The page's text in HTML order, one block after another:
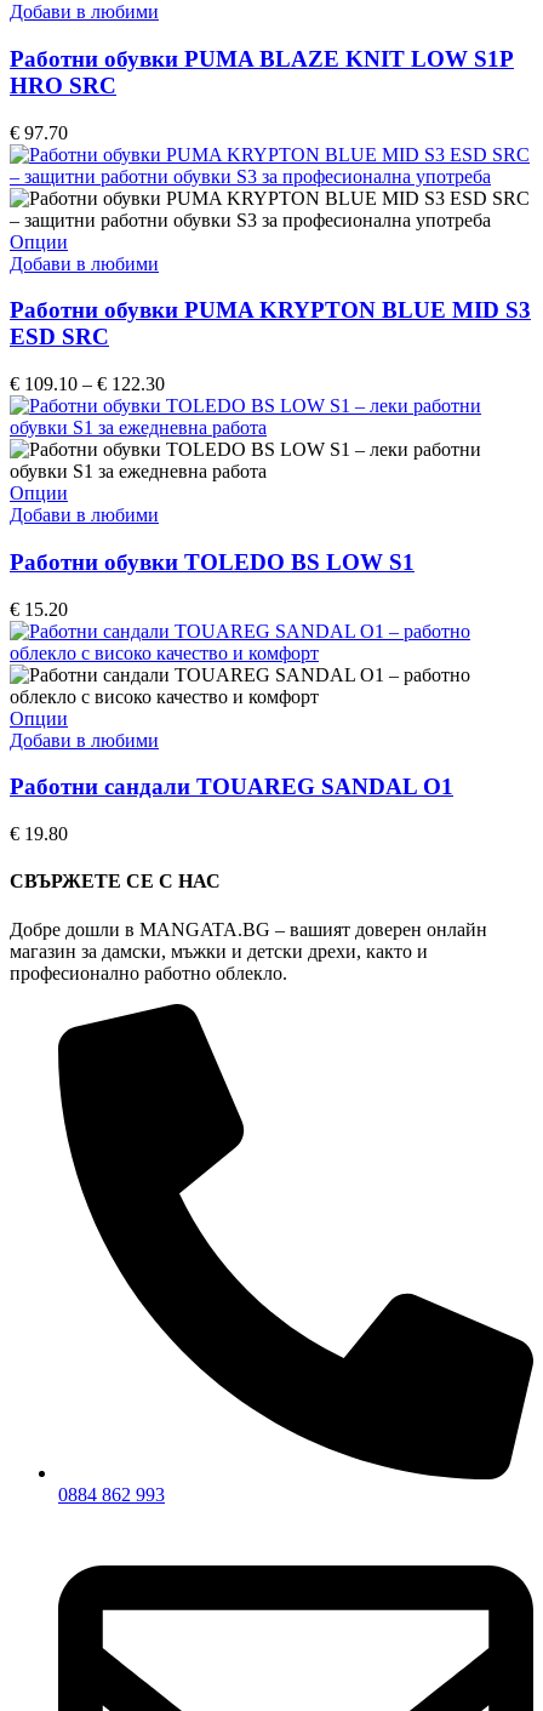
product
product
multiple
variants.
The
may
be
chosen
on
the
product
page
Добави в любими
Работни обувки PUMA BLAZE KNIT LOW S1P
HRO SRC
€ 97.70
Опции
product
multiple
variants.
The
may
be
chosen
on
the
product
page
Добави в любими
Работни обувки PUMA KRYPTON BLUE MID S3
ESD SRC
€ 109.10 – € 122.30Price
range:
€ 109.10
through
€ 122.30
Опции
product
multiple
variants.
may
be
chosen
on
the
product
Добави в любими
Работни обувки TOLEDO BS LOW S1
€ 15.20
Опции
product
multiple
The
may
be
on
the
product
Добави в любими
Работни сандали TOUAREG SANDAL O1
€ 19.80
СВЪРЖЕТЕ СЕ С НАС
Добре дошли в MANGATA.BG – вашият доверен онлайн
магазин за дамски, мъжки и детски дрехи, както и
професионално работно облекло.
0884 862 993